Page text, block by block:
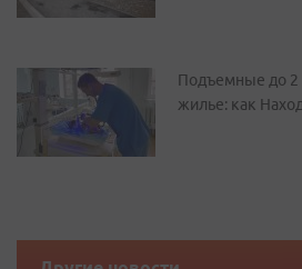
Подъемные до 2
жилье: как